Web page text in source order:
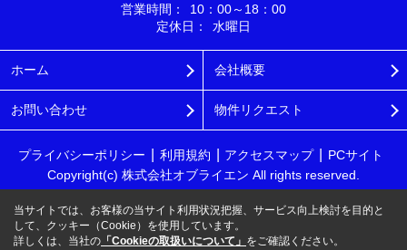
営業時間：
10：00～18：00
定休日：
水曜日
ホーム 会社概要
お問い合わせ 物件リクエスト
プライバシーポリシー 利用規約 アクセスマップ
PCサイト
Copyright(c) 株式会社オブライエン All rights reserved.
当サイトでは、お客様の当サイト利用状況把握、サービス向上検討を目的と
して、クッキー（Cookie）を使用しています。
詳しくは、当社の 「Cookieの取扱いについて」 をご確認ください。